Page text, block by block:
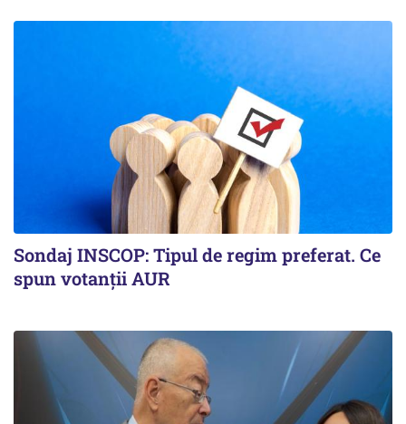
Sondaj INSCOP: Tipul de regim preferat. Ce
spun votanții AUR